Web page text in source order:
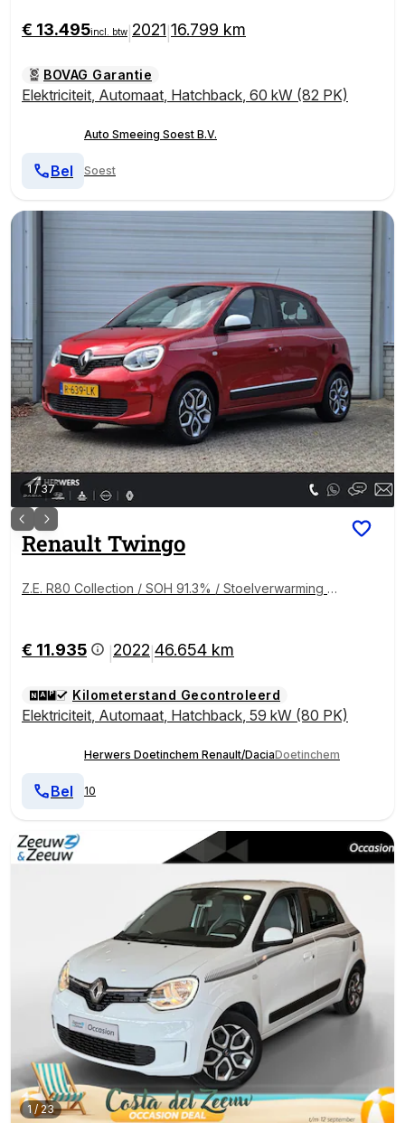
€ 13.495incl. btw 2021 16.799 km
BOVAG Garantie
Elektriciteit, Automaat, Hatchback, 60 kW (82 PK)
Auto Smeeing Soest B.V.
Soest
Bel
1/37
Renault Twingo
Z.E. R80 Collection / SOH 91.3% / Stoelverwarming / 1
€ 11.935 2022 46.654 km
Kilometerstand Gecontroleerd
Elektriciteit, Automaat, Hatchback, 59 kW (80 PK)
Herwers Doetinchem Renault/DaciaDoetinchem
10
Bel
1/ 23